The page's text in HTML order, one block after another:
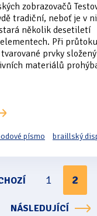
zobrazovačů
tradiční, neboť je v
několik desetiletí
Při průtoku
prvky
materiálů
písmo braillský
1 2
NÁSLEDUJÍCÍ